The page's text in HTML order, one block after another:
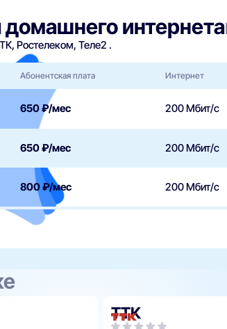
интернета
Ростелеком, Теле2 .
Абонентская плата Интернет
650 ₽/мес 200 Мбит/с
650 ₽/мес 200 Мбит/с
800 ₽/мес 200 Мбит/с
ТТК